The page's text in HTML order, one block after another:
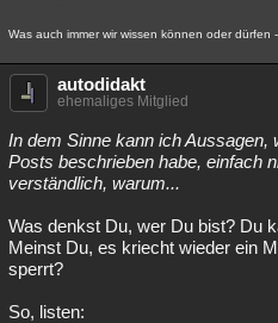
Was auch immer wir wissen können oder dürfen
autodidakt
ehemaliges Mitglied
In dem Sinne kann ich Aussagen,
Posts beschrieben habe, einfach
verständlich, warum...
Was denkst Du, wer Du bist? Du
Meinst Du, es kriecht wieder ein
sperrt?
So, listen: